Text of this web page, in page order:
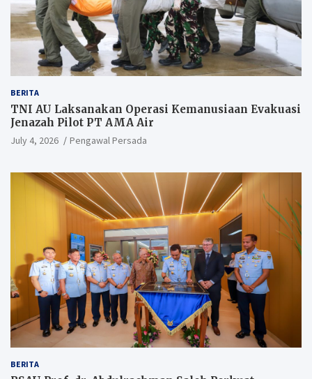
BERITA
TNI AU Laksanakan Operasi Kemanusiaan Evakuasi
Jenazah Pilot PT AMA Air
July 4, 2026 Pengawal Persada
BERITA